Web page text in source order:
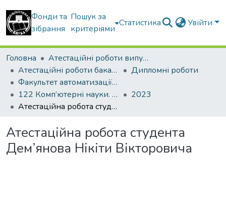
Фонди та
зібрання
Пошук за
критеріями
Статистика Увійти
Головна
Атестаційні роботи випускників
Атестаційні роботи бакалаврів
Дипломні роботи
Факультет автоматизації і інформаційних технологій
122 Комп’ютерні науки. Інформаційні управляючі системи і технології
2023
Атестаційна робота студента Дем’янова Нікіти Вікторовича
Атестаційна робота студента
Дем’янова Нікіти Вікторовича